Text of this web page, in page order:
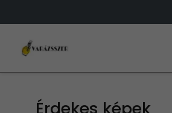
Érdekes képek